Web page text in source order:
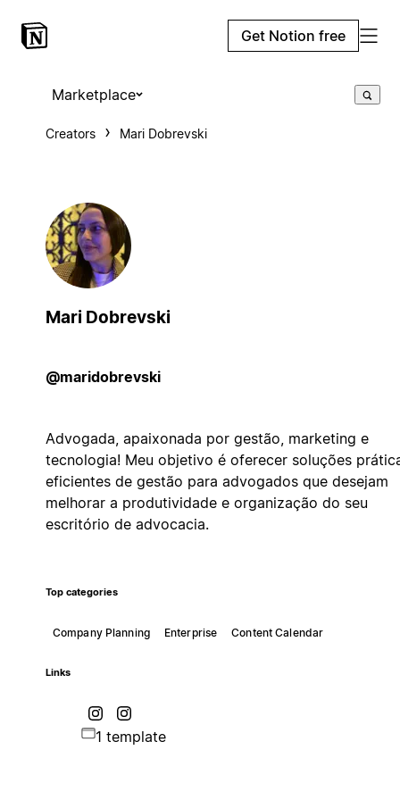
Get Notion free
Marketplace
Creators Mari Dobrevski
Mari Dobrevski
@maridobrevski
Advogada, apaixonada por gestão, marketing e
tecnologia! Meu objetivo é oferecer soluções
eficientes de gestão para advogados que desejam
melhorar a produtividade e organização do seu
escritório de advocacia.
Top categories
Company Planning Enterprise Content Calendar
Links
1 template